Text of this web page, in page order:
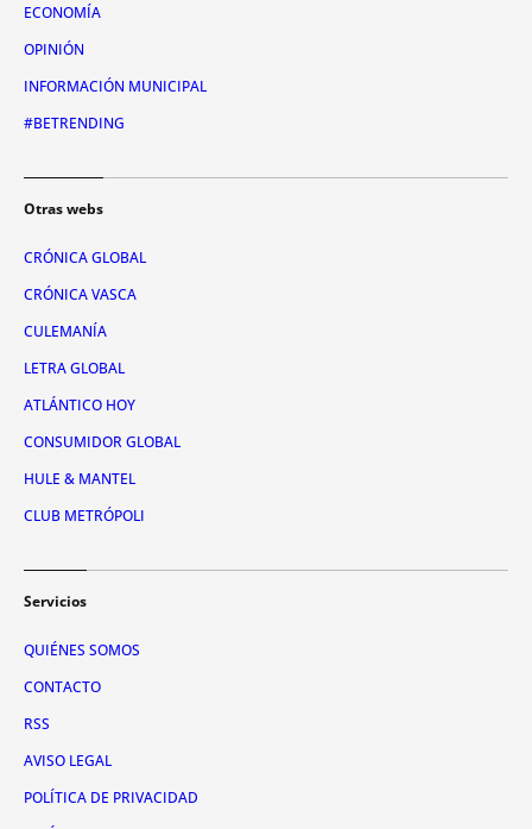
ECONOMÍA
OPINIÓN
INFORMACIÓN MUNICIPAL
#BETRENDING
Otras webs
CRÓNICA GLOBAL
CRÓNICA VASCA
CULEMANÍA
LETRA GLOBAL
ATLÁNTICO HOY
CONSUMIDOR GLOBAL
HULE & MANTEL
CLUB METRÓPOLI
Servicios
QUIÉNES SOMOS
CONTACTO
RSS
AVISO LEGAL
POLÍTICA DE PRIVACIDAD